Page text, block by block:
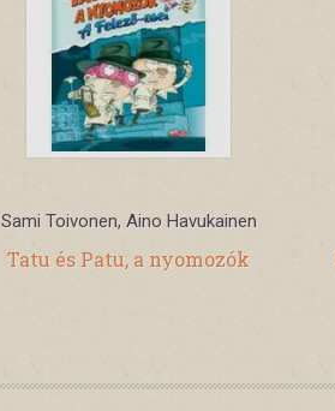
Sami Toivonen, Aino Havukainen
Tatu és Patu, a nyomozók